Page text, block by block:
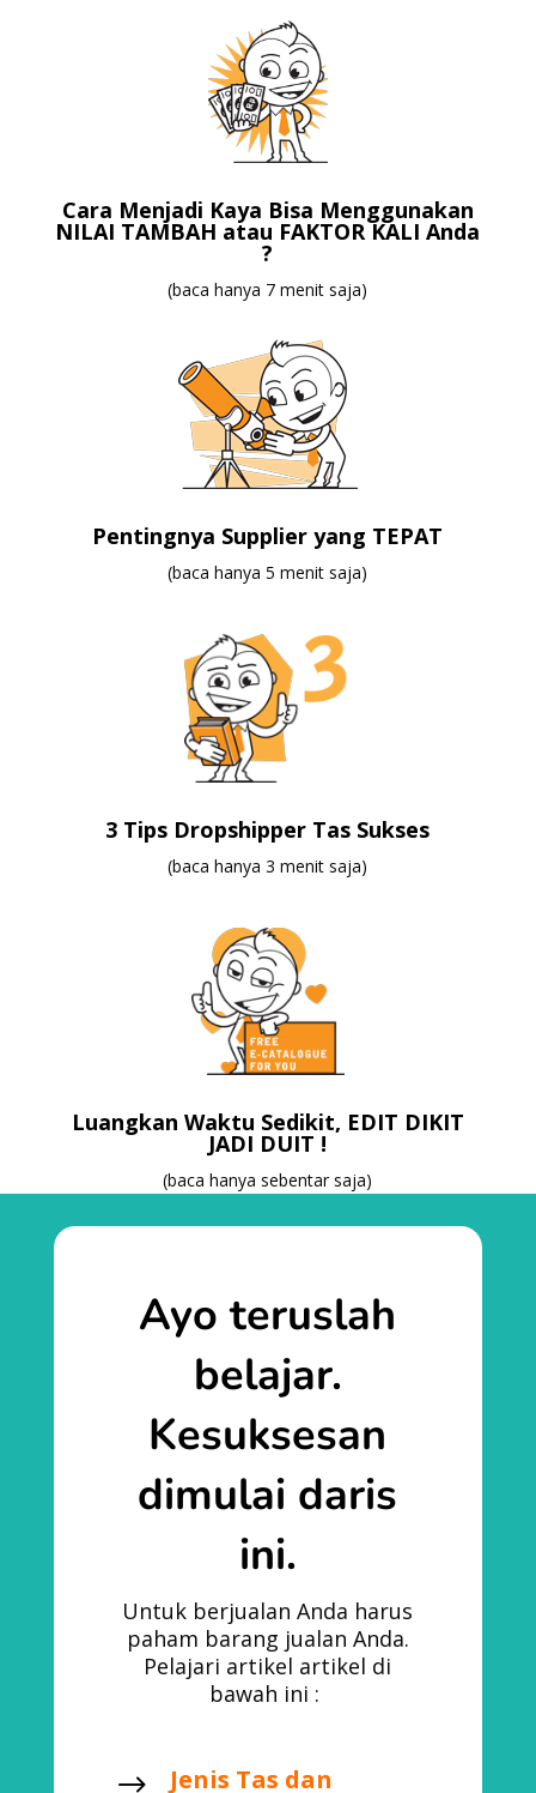
Cara Menjadi Kaya Bisa Menggunakan
NILAI TAMBAH atau FAKTOR KALI Anda
?
(baca hanya 7 menit saja)
Pentingnya Supplier yang TEPAT
(baca hanya 5 menit saja)
3 Tips Dropshipper Tas Sukses
(baca hanya 3 menit saja)
Luangkan Waktu Sedikit, EDIT DIKIT
JADI DUIT !
(baca hanya sebentar saja)
Ayo teruslah
belajar.
Kesuksesan
dimulai daris
ini.
Untuk berjualan Anda harus
paham barang jualan Anda.
Pelajari artikel artikel di
bawah ini :
$ Jenis Tas dan